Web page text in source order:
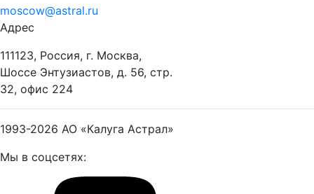
moscow@astral.ru
Адрес
111123, Россия, г. Москва,
Шоссе Энтузиастов, д. 56, стр.
32, офис 224
1993-2026 АО «Калуга Астрал»
Мы в соцсетях: